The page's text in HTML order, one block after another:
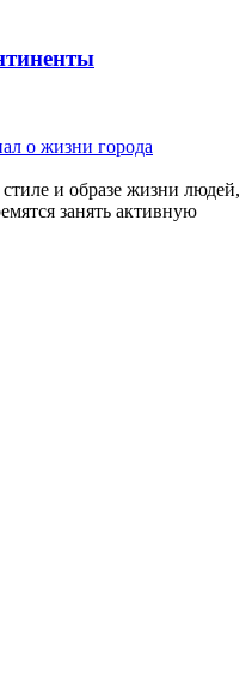
и образе жизни людей,
занять активную